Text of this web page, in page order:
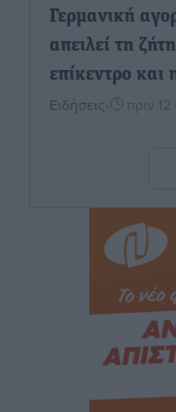
Γερμανική
απειλεί τη
επίκεντρο και
Ειδήσεις πριν 12
Νέο
στην Κω
Τοπικές Ειδήσεις•
Αυτοκίνητο
Μαστιχάρι –